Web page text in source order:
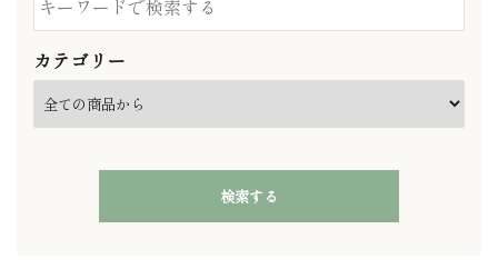
カテゴリー
検索する